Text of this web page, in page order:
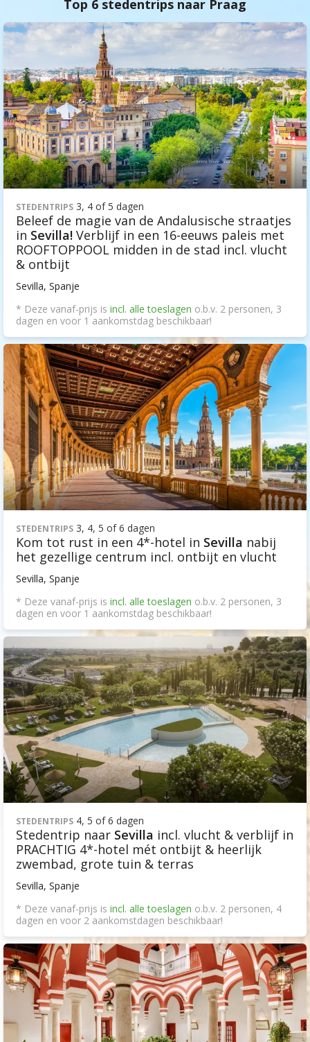
Top 6 stedentrips naar Praag
STEDENTRIPS 3, 4 of 5 dagen
Beleef de magie van de Andalusische straatjes
in Sevilla! Verblijf in een 16-eeuws paleis met
ROOFTOPPOOL midden in de stad incl. vlucht
& ontbijt
Sevilla, Spanje
* Deze vanaf-prijs is incl. alle toeslagen o.b.v. 2 personen, 3
dagen en voor 1 aankomstdag beschikbaar!
STEDENTRIPS 3, 4, 5 of 6 dagen
Kom tot rust in een 4*-hotel in Sevilla nabij
het gezellige centrum incl. ontbijt en vlucht
Sevilla, Spanje
* Deze vanaf-prijs is incl. alle toeslagen o.b.v. 2 personen, 3
dagen en voor 1 aankomstdag beschikbaar!
STEDENTRIPS 4, 5 of 6 dagen
Stedentrip naar Sevilla incl. vlucht & verblijf in
PRACHTIG 4*-hotel mét ontbijt & heerlijk
zwembad, grote tuin & terras
Sevilla, Spanje
* Deze vanaf-prijs is incl. alle toeslagen o.b.v. 2 personen, 4
dagen en voor 2 aankomstdagen beschikbaar!